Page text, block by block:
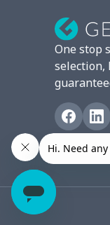
One stop
selection,